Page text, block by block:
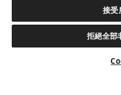
©2026 EATON WORKSHOP
接受
拒絕全部